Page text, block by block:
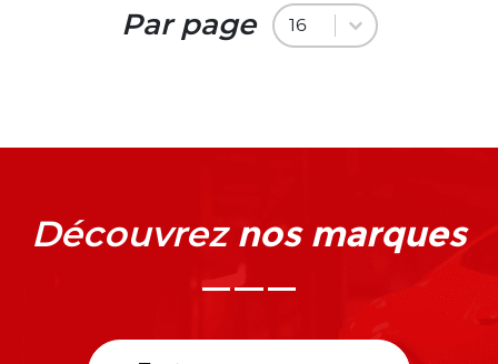
Par page Par page
16
Par page
Découvrez nos marques